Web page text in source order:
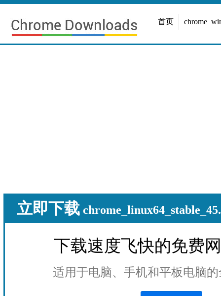
首页
立即下载
下载速度飞快的免费
适用于电脑、手机和平板电脑